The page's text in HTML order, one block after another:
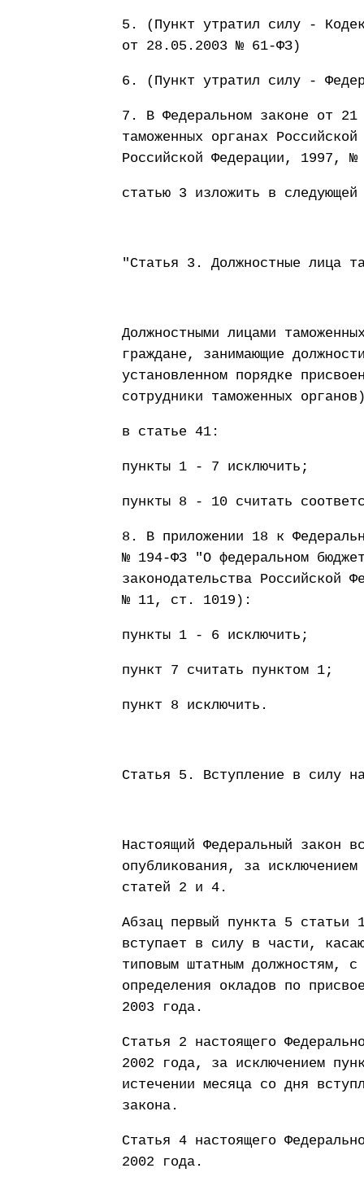
5. (Пункт утратил силу -
от 28.05.2003 № 61-ФЗ)
6. (Пункт утратил силу -
7. В Федеральном законе от
таможенных органах
Российской Федерации, 1997,
статью 3 изложить в следующей
"Статья 3. Должностные лица
Должностными лицами
граждане, занимающие
установленном порядке
сотрудники таможенных
в статье 41:
пункты 1 - 7 исключить;
пункты 8 - 10 считать
8. В приложении 18 к
№ 194-ФЗ "О федеральном
законодательства
№ 11, ст. 1019):
пункты 1 - 6 исключить;
пункт 7 считать пунктом 1;
пункт 8 исключить.
Статья 5. Вступление в силу
Настоящий Федеральный закон
опубликования, за
статей 2 и 4.
Абзац первый пункта 5 статьи
вступает в силу в части,
типовым штатным должностям,
определения окладов по
2003 года.
Статья 2 настоящего
2002 года, за исключением
истечении месяца со дня
закона.
Статья 4 настоящего
2002 года.